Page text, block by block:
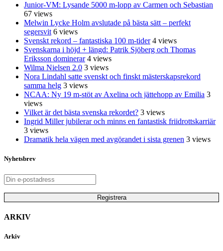
Junior-VM: Lysande 5000 m-lopp av Carmen och Sebastian
67 views
Melwin Lycke Holm avslutade på bästa sätt – perfekt
segersvit 6 views
Svenskt rekord – fantastiska 100 m-tider 4 views
Svenskarna i höjd + längd: Patrik Sjöberg och Thomas
Eriksson dominerar 4 views
Wilma Nielsen 2.0 3 views
Nora Lindahl satte svenskt och finskt mästerskapsrekord
samma helg 3 views
NCAA: Ny 19 m-stöt av Axelina och jättehopp av Emilia 3
views
Vilket är det bästa svenska rekordet? 3 views
Ingrid Miller jubilerar och minns en fantastisk friidrottskarriär
3 views
Dramatik hela vägen med avgörandet i sista grenen 3 views
Nyhetsbrev
ARKIV
Arkiv